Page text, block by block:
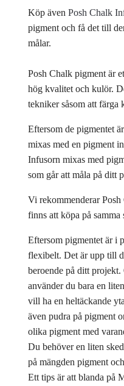
Köp även Posh Chalk
pigment och få det till
målar.
Posh Chalk pigment är
hög kvalitet och kulör.
tekniker såsom att färga
Eftersom de pigmentet
mixas med en pigment
Infusorn mixas med
som går att måla på ditt
Vi rekommenderar
finns att köpa på samma
Eftersom pigmentet är i
flexibelt. Det är upp till
beroende på ditt
använder du bara en
vill ha en heltäckande
även pudra på pigment
olika pigment med
Du behöver en liten
på mängden pigment
Ett tips är att blanda på